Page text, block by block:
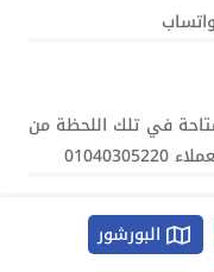
في تلك اللحظة من
البورشور